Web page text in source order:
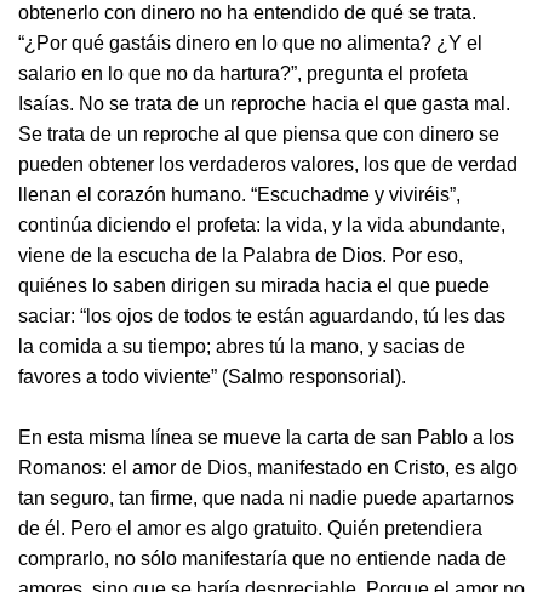
obtenerlo con dinero no ha entendido de qué se trata.
“¿Por qué gastáis dinero en lo que no alimenta? ¿Y el
salario en lo que no da hartura?”, pregunta el profeta
Isaías. No se trata de un reproche hacia el que gasta mal.
Se trata de un reproche al que piensa que con dinero se
pueden obtener los verdaderos valores, los que de verdad
llenan el corazón humano. “Escuchadme y viviréis”,
continúa diciendo el profeta: la vida, y la vida abundante,
viene de la escucha de la Palabra de Dios. Por eso,
quiénes lo saben dirigen su mirada hacia el que puede
saciar: “los ojos de todos te están aguardando, tú les das
la comida a su tiempo; abres tú la mano, y sacias de
favores a todo viviente” (Salmo responsorial).
En esta misma línea se mueve la carta de san Pablo a los
Romanos: el amor de Dios, manifestado en Cristo, es algo
tan seguro, tan firme, que nada ni nadie puede apartarnos
de él. Pero el amor es algo gratuito. Quién pretendiera
comprarlo, no sólo manifestaría que no entiende nada de